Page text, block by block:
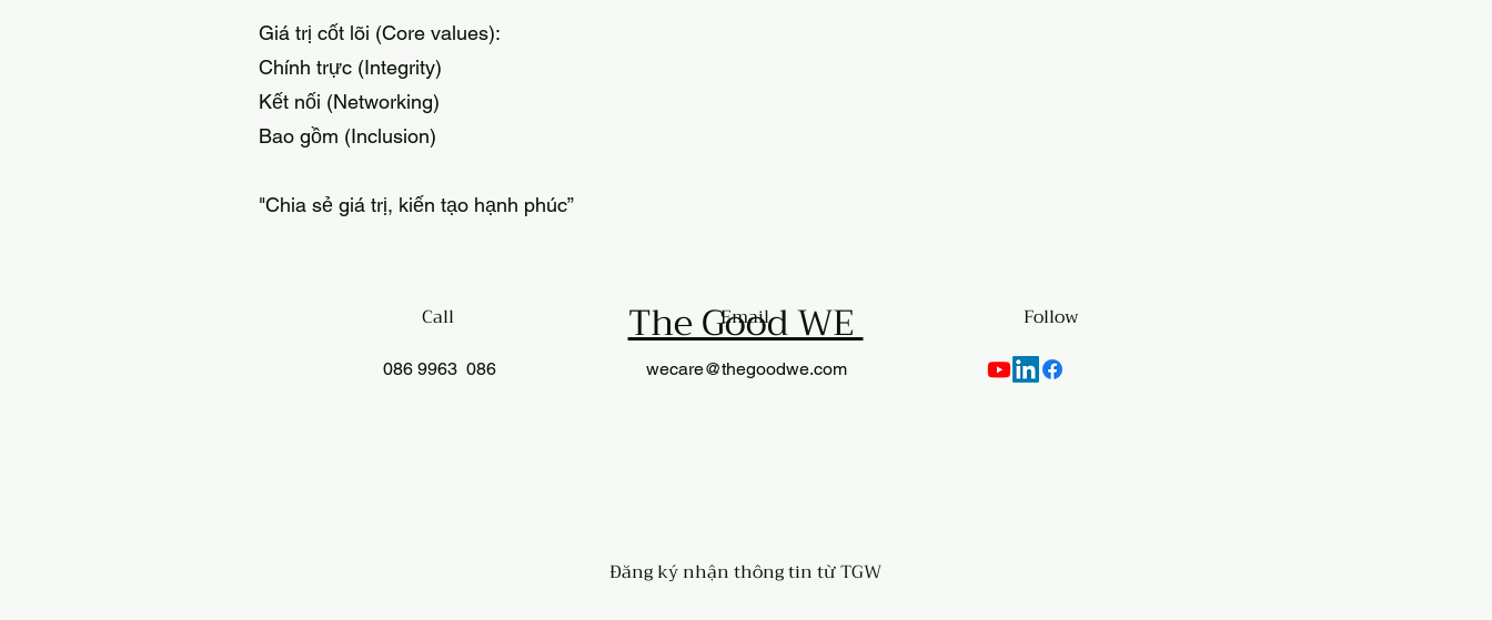
Giá trị cốt lõi (Core values):
Chính trực (Integrity)
Kết nối (Networking)
Bao gồm (Inclusion)
"Chia sẻ giá trị, kiến tạo hạnh phúc”
The Good WE
Call
086 9963 086
Email
wecare@thegoodwe.com
Follow
Đăng ký nhận thông tin từ TGW